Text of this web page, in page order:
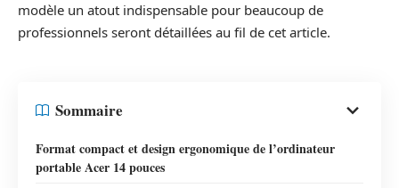
modèle un atout indispensable pour beaucoup de
professionnels seront détaillées au fil de cet article.
Sommaire
Format compact et design ergonomique de l’ordinateur
portable Acer 14 pouces